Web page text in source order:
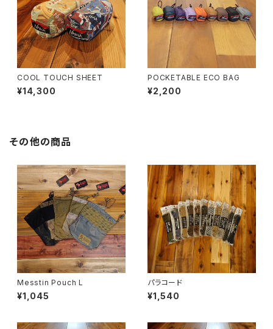
COOL TOUCH SHEET
¥14,300
POCKETABLE ECO BAG
¥2,200
その他の商品
Messtin Pouch L
¥1,045
パラコード
¥1,540